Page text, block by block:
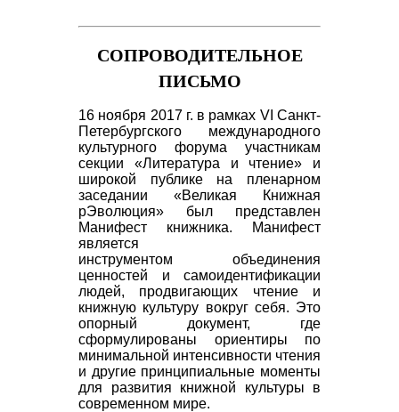
СОПРОВОДИТЕЛЬНОЕ
ПИСЬМО
16 ноября 2017 г. в рамках VI Санкт-
Петербургского международного
культурного форума участникам
секции «Литература и чтение» и
широкой публике на пленарном
заседании «Великая Книжная
рЭволюция» был представлен
Манифест книжника. Манифест
является
инструментом объединения
ценностей и самоидентификации
людей, продвигающих чтение и
книжную культуру вокруг себя. Это
опорный документ, где
сформулированы ориентиры по
минимальной интенсивности чтения
и другие принципиальные моменты
для развития книжной культуры в
современном мире.